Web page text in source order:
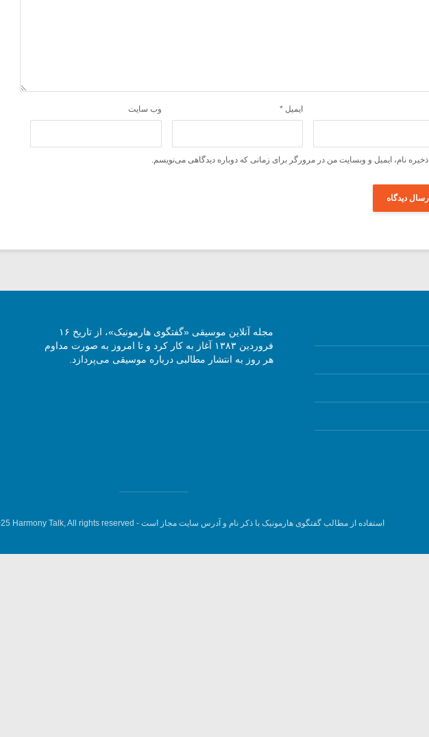
ایمیل * وب‌ سایت
ذخیره نام، ایمیل و وبسایت من در مرورگر برای زمانی که دوباره دیدگاهی می‌نویسم.
مجله آنلاین موسیقی «گفتگوی هارمونیک»، از تاریخ ۱۶
فروردین ۱۳۸۳ آغاز به کار کرد و تا امروز به صورت مداوم
هر روز به انتشار مطالبی درباره موسیقی می‌پردازد.
استفاده از مطالب گفتگوی هارمونیک با ذکر نام و آدرس سایت مجاز است - Harmony Talk, All rights reserved.